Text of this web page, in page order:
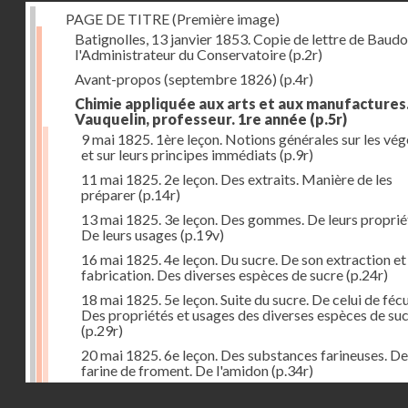
PAGE DE TITRE (Première image)
Batignolles, 13 janvier 1853. Copie de lettre de
l'Administrateur du Conservatoire(p.2r)
Avant-propos (septembre 1826) (p.4r)
Chimie appliquée aux arts et aux
Vauquelin, professeur. 1re année (p.5r)
9 mai 1825. 1ère leçon. Notions générales sur les
et sur leurs principes immédiats (p.9r)
11 mai 1825. 2e leçon. Des extraits. Manière de les
préparer(p.14r)
13 mai 1825. 3e leçon. Des gommes. De leurs
De leurs usages (p.19v)
16 mai 1825. 4e leçon. Du sucre. De son extraction et
fabrication. Des diverses espèces de sucre(p.24r)
18 mai 1825. 5e leçon. Suite du sucre. De celui de
Des propriétés et usages des diverses espèces de
(p.29r)
20 mai 1825. 6e leçon. Des substances farineuses.
farine de froment. De l'amidon(p.34r)